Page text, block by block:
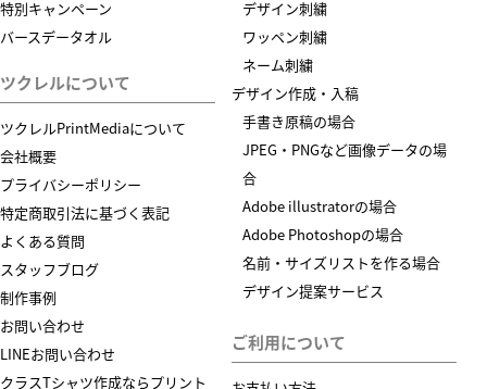
特別キャンペーン
バースデータオル
ツクレルについて
ツクレルPrintMediaについて
会社概要
プライバシーポリシー
特定商取引法に基づく表記
よくある質問
スタッフブログ
制作事例
お問い合わせ
LINEお問い合わせ
クラスTシャツ作成ならプリント
デザイン刺繍
ワッペン刺繍
ネーム刺繍
デザイン作成・入稿
手書き原稿の場合
JPEG・PNGなど画像データの場
合
Adobe illustratorの場合
Adobe Photoshopの場合
名前・サイズリストを作る場合
デザイン提案サービス
ご利用について